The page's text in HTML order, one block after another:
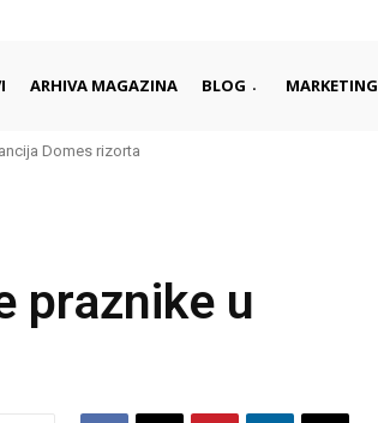
ARHIVA MAGAZINA BLOG MARKETING
Domes rizorta
praznike u